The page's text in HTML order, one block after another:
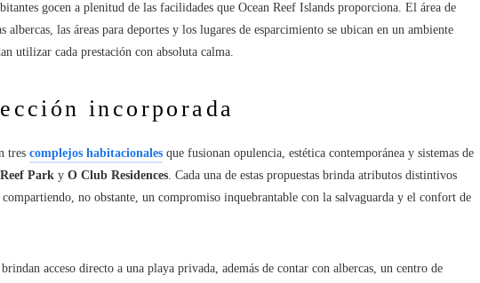
gocen a plenitud de las facilidades que Ocean Reef Islands proporciona. El área de
las áreas para deportes y los lugares de esparcimiento se ubican en un ambiente
utilizar cada prestación con absoluta calma.
incorporada
tres complejos habitacionales que fusionan opulencia, estética contemporánea y sistemas de
Park y O Club Residences. Cada una de estas propuestas brinda atributos distintivos
no obstante, un compromiso inquebrantable con la salvaguarda y el confort de
acceso directo a una playa privada, además de contar con albercas, un centro de